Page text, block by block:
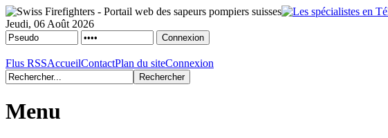
Jeudi, 06 Août 2026
Flus RSSAccueilContactPlan du siteConnexion
Menu